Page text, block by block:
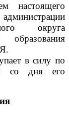
настоящего
округа
образования
в силу по
со дня его